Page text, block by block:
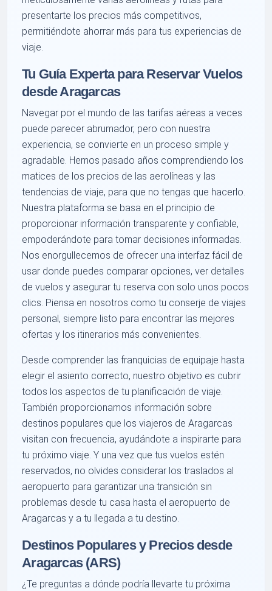
presentarte los precios más competitivos,
permitiéndote ahorrar más para tus experiencias de
viaje.
Tu Guía Experta para Reservar Vuelos
desde Aragarcas
Navegar por el mundo de las tarifas aéreas a veces
puede parecer abrumador, pero con nuestra
experiencia, se convierte en un proceso simple y
agradable. Hemos pasado años comprendiendo los
matices de los precios de las aerolíneas y las
tendencias de viaje, para que no tengas que hacerlo.
Nuestra plataforma se basa en el principio de
proporcionar información transparente y confiable,
empoderándote para tomar decisiones informadas.
Nos enorgullecemos de ofrecer una interfaz fácil de
usar donde puedes comparar opciones, ver detalles
de vuelos y asegurar tu reserva con solo unos pocos
clics. Piensa en nosotros como tu conserje de viajes
personal, siempre listo para encontrar las mejores
ofertas y los itinerarios más convenientes.
Desde comprender las franquicias de equipaje hasta
elegir el asiento correcto, nuestro objetivo es cubrir
todos los aspectos de tu planificación de viaje.
También proporcionamos información sobre
destinos populares que los viajeros de Aragarcas
visitan con frecuencia, ayudándote a inspirarte para
tu próximo viaje. Y una vez que tus vuelos estén
reservados, no olvides considerar los traslados al
aeropuerto para garantizar una transición sin
problemas desde tu casa hasta el aeropuerto de
Aragarcas y a tu llegada a tu destino.
Destinos Populares y Precios desde
Aragarcas (ARS)
¿Te preguntas a dónde podría llevarte tu próxima